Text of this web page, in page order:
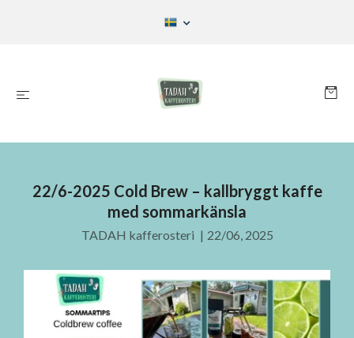
22/6-2025 Cold Brew – kallbryggt kaffe
med sommarkänsla
TADAH kafferosteri | 22/06, 2025